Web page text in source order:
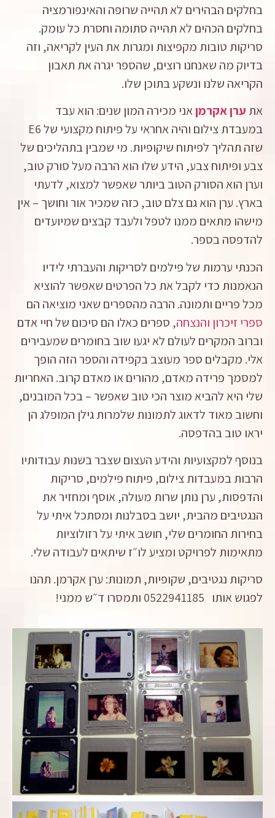
בחלקים הבהירים לא תהייה שרופה והאינפורמציה
בחלקים הכהים לא תהייה סתומה וחסרת כל עומק.
סריקות טובות מקפיצות ומגרות את העין לקריאה, וזה
בדיוק מה שאנחנו רוצים, שהספר יגרה את תאבון
הקריאה שלנו ונשקע בתוכן שלו.
את ערן אקרמןאני מכירה המון שנים: הוא עבד
במעבדת צילום והיה אחראי על פיתוח מקצועי של E6
שזה תהליך לפיתוח שיקופיות. מי שמבין בתהליכים של
צבע ופיתוח צבע, הידע שלו הוא הרבה מעל סורק טוב,
וערן הוא הסורק הטוב ביותר שאפשר למצוא, לדעתי
בארץ. ערן הוא גם צלם טוב, כזה שמכיר אור וחושך – אין
מישהו מתאים ממנו לטפל ולעבד קבצים שמיועדים
להדפסה בספר.
הכנתי ערמות של פילמים לסריקות והעברתי לידיו
הנאמנות כדי לקבל את כל הפרטים שאפשר להוציא
מכל פריים ותמונה. הרבה מהספרים שאני מוציאה הם
ספרי זיכרון והנצחה, ספרים כאלו הם סיכום של חיי אדם
וברוב המקרים לעולם לא יגעו שוב בחומרים שמעבירים
אלי. מקבלים ספר מעוצב בקפידה והספר הזה הופך
למסמך פרידה מאדם, מהורים או מאדם קרוב. האחריות
שלי היא להביא מוצר הכי טוב שאפשר – בכל המובנים,
וחשוב מאוד לדאוג לתמונות שלמרות גילן המופלג הן
יראו טוב בהדפסה.
בנוסף למקצועיות והידע העצום שצבר בשנות עבודותיו
הרבות במעבדות צילום, פיתוח פילמים, סריקות
והדפסות, ערן נותן שרות מעולה, אוסף ומחזיר את
הנגטיבים מהבית, יושב בסבלנות ומסתכל איתי על
בחירות החומרים שלי, חושב איתי על רזולוציות
מתאימות לפרויקט ומציע לו״ז שיתאים לעבודה שלי.
סריקות נגטיבים, שקופיות, תמונות: ערן אקרמן. תהנו
לפגוש אותו 0522941185 ותמסרו ד״ש ממני!‬